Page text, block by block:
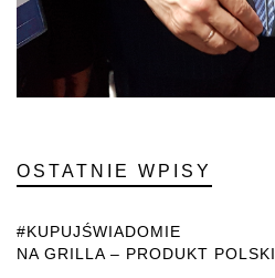
OSTATNIE WPISY
#KUPUJŚWIADOMIE
NA GRILLA – PRODUKT POLSKI